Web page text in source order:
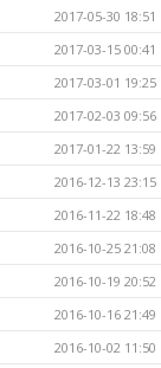
2017-05-30 18:51
2017-03-15 00:41
2017-03-01 19:25
2017-02-03 09:56
2017-01-22 13:59
2016-12-13 23:15
2016-11-22 18:48
2016-10-25 21:08
2016-10-19 20:52
2016-10-16 21:49
2016-10-02 11:50